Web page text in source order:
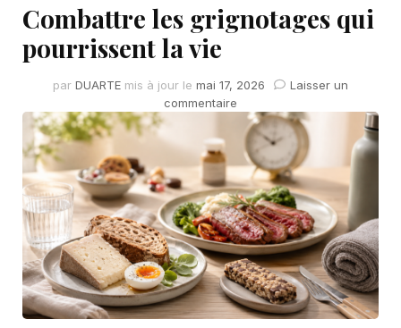
Combattre les grignotages qui
pourrissent la vie
par DUARTE mis à jour le mai 17, 2026
Laisser un
commentaire
Combattre
les
grignotages
qui
pourrissent
la
vie